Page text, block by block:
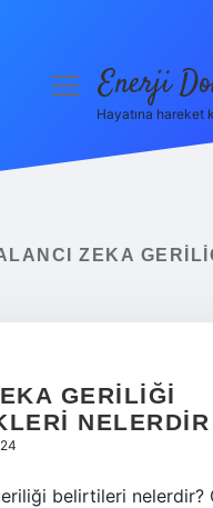
menüyüEnerji
Hayatına hareket
ZEKA
GERILIĞI
NELERDIR
belirtileri nelerdir?